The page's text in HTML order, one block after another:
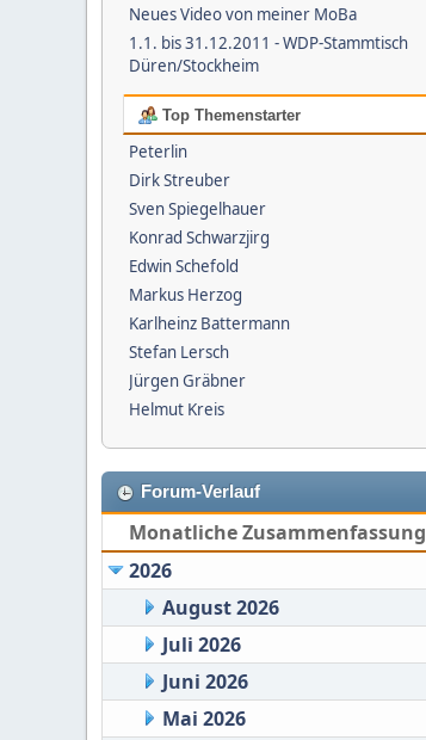
Neues Video von meiner MoBa
1.1. bis 31.12.2011 - WDP-Stammtisch
Düren/Stockheim
Top Themenstarter
Peterlin
Dirk Streuber
Sven Spiegelhauer
Konrad Schwarzjirg
Edwin Schefold
Markus Herzog
Karlheinz Battermann
Stefan Lersch
Jürgen Gräbner
Helmut Kreis
Forum-Verlauf
Monatliche Zusammenfassung
2026
August 2026
Juli 2026
Juni 2026
Mai 2026